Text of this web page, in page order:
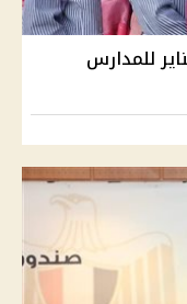
تنطلق يناير للمدارس